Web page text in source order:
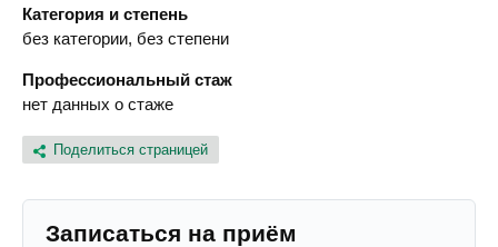
Категория и степень
без категории, без степени
Профессиональный стаж
нет данных о стаже
Поделиться страницей
Записаться на приём